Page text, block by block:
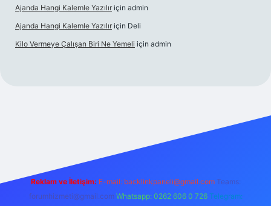
Ajanda Hangi Kalemle Yazılır için admin
Ajanda Hangi Kalemle Yazılır için Deli
Kilo Vermeye Çalışan Biri Ne Yemeli için admin
Reklam ve İletişim: E-mail: backlinkpaneli@gmail.com Teams:
forumhizmeti@gmail.com Whatsapp: 0262 606 0 726 Telegram: